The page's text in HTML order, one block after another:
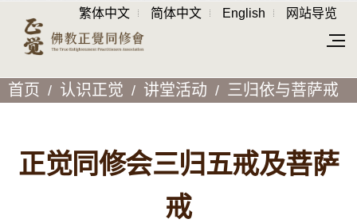
繁体中文 简体中文 English 网站导览
首页 认识正觉 讲堂活动 三归依与菩萨戒
正觉同修会三归五戒及菩萨
戒